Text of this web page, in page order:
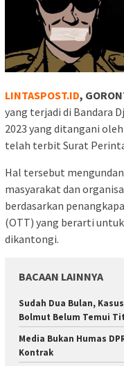
LINTASPOST.ID,
yang terjadi di Bandara
2023 yang ditangani
telah terbit Surat
Hal tersebut
masyarakat dan
berdasarkan
(OTT) yang berarti
dikantongi.
BACAAN LAINNYA
Sudah Dua Bulan,
Bolmut Belum Temui
Media Bukan Humas
Kontrak